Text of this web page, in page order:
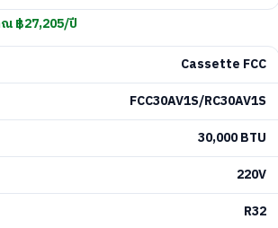
ณ ฿27,205/ปี
Cassette FCC
FCC30AV1S/RC30AV1S
30,000 BTU
220V
R32